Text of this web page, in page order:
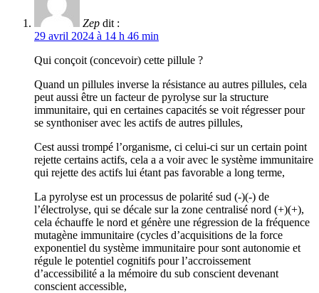
Zep dit :
29 avril 2024 à 14 h 46 min
Qui conçoit (concevoir) cette pillule ?
Quand un pillules inverse la résistance au autres pillules, cela
peut aussi être un facteur de pyrolyse sur la structure
immunitaire, qui en certaines capacités se voit régresser pour
se synthoniser avec les actifs de autres pillules,
Cest aussi trompé l’organisme, ci celui-ci sur un certain point
rejette certains actifs, cela a a voir avec le système immunitaire
qui rejette des actifs lui étant pas favorable a long terme,
La pyrolyse est un processus de polarité sud (-)(-) de
l’électrolyse, qui se décale sur la zone centralisé nord (+)(+),
cela échauffe le nord et génère une régression de la fréquence
mutagène immunitaire (cycles d’acquisitions de la force
exponentiel du système immunitaire pour sont autonomie et
régule le potentiel cognitifs pour l’accroissement
d’accessibilité a la mémoire du sub conscient devenant
conscient accessible,